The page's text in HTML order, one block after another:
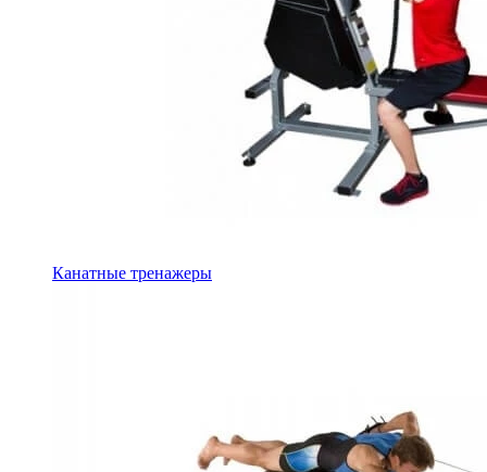
Канатные тренажеры